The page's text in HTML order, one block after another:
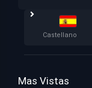
Castellano
Mas Vistas